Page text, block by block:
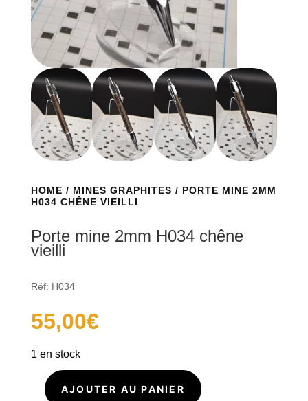
HOME / MINES GRAPHITES / PORTE MINE 2MM
H034 CHÊNE VIEILLI
Porte mine 2mm H034 chêne
vieilli
Réf: H034
55,00€
1 en stock
quantitéAJOUTER AU PANIER